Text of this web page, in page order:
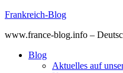
Skip
content
Frankreich-Blog
www.france-blog.info –
Blog
Aktuelles auf